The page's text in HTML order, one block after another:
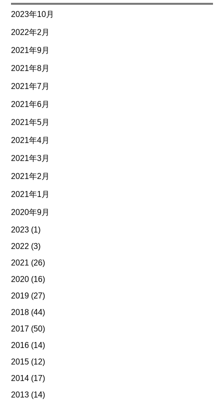
2023年10月
2022年2月
2021年9月
2021年8月
2021年7月
2021年6月
2021年5月
2021年4月
2021年3月
2021年2月
2021年1月
2020年9月
2023 (1)
2022 (3)
2021 (26)
2020 (16)
2019 (27)
2018 (44)
2017 (50)
2016 (14)
2015 (12)
2014 (17)
2013 (14)